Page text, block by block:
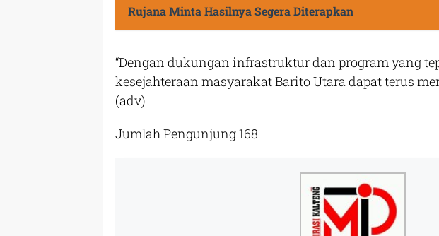
Rujana Minta Hasilnya Segera Diterapkan
“Dengan dukungan infrastruktur dan program yang
kesejahteraan masyarakat Barito Utara dapat terus
(adv)​
Jumlah Pengunjung168